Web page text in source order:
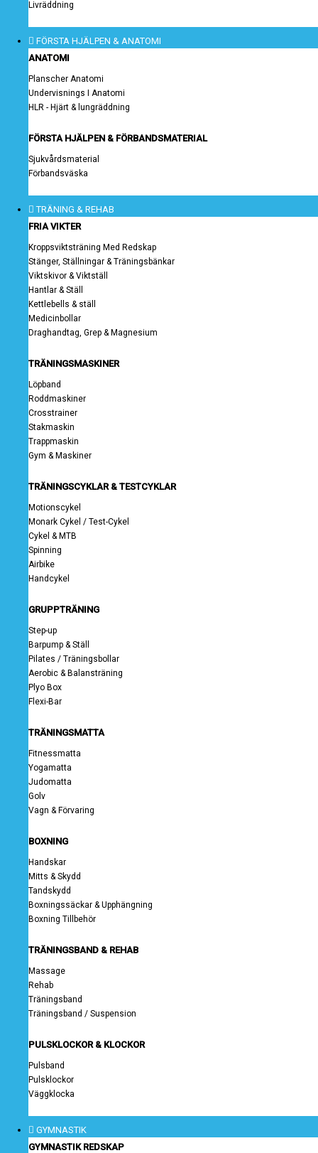
Livräddning
FÖRSTA HJÄLPEN & ANATOMI
ANATOMI
Planscher Anatomi
Undervisnings I Anatomi
HLR - Hjärt & lungräddning
FÖRSTA HJÄLPEN & FÖRBANDSMATERIAL
Sjukvårdsmaterial
Förbandsväska
TRÄNING & REHAB
FRIA VIKTER
Kroppsviktsträning Med Redskap
Stänger, Ställningar & Träningsbänkar
Viktskivor & Viktställ
Hantlar & Ställ
Kettlebells & ställ
Medicinbollar
Draghandtag, Grep & Magnesium
TRÄNINGSMASKINER
Löpband
Roddmaskiner
Crosstrainer
Stakmaskin
Trappmaskin
Gym & Maskiner
TRÄNINGSCYKLAR & TESTCYKLAR
Motionscykel
Monark Cykel / Test-Cykel
Cykel & MTB
Spinning
Airbike
Handcykel
GRUPPTRÄNING
Step-up
Barpump & Ställ
Pilates / Träningsbollar
Aerobic & Balansträning
Plyo Box
Flexi-Bar
TRÄNINGSMATTA
Fitnessmatta
Yogamatta
Judomatta
Golv
Vagn & Förvaring
BOXNING
Handskar
Mitts & Skydd
Tandskydd
Boxningssäckar & Upphängning
Boxning Tillbehör
TRÄNINGSBAND & REHAB
Massage
Rehab
Träningsband
Träningsband / Suspension
PULSKLOCKOR & KLOCKOR
Pulsband
Pulsklockor
Väggklocka
GYMNASTIK
GYMNASTIK REDSKAP